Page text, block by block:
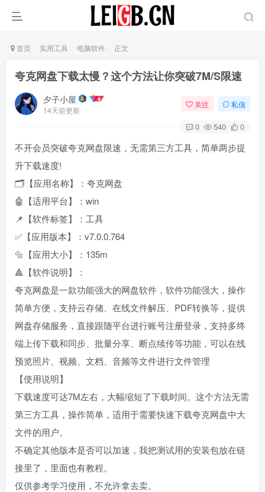
首页 实用工具 电脑软件 正文
‌夸克网盘下载太慢？这个方法让你突破7M/S限速‌
夕子小屋
14天前更新
关注 私信
0 540 0
不开会员突破夸克网盘限速，无需第三方工具，简单两步提
升下载速度!
🗂【应用名称】：夸克网盘
🤖【适用平台】：win
📌【软件标签】：工具
✅【应用版本】：v7.0.0.764
🔩【应用大小】：135m
🔺【软件说明】：
夸克网盘是一款功能强大的网盘软件，软件功能强大，操作
简单方便，支持云存储、在线文件解压、PDF转换等，提供
网盘存储服务，直接跟随平台进行账号注册登录，支持多终
端上传下载和同步、批量分享、断点续传等功能，可以在线
预览照片、视频、文档、音频等文件进行文件管理
【使用说明】
下载速度可达7M左右，大幅缩短了下载时间。这个方法无需
第三方工具，操作简单，适用于需要快速下载夸克网盘中大
文件的用户。
不确定其他版本是否可以加速，我把测试用的安装包放在链
接里了，里面也有教程。
仅供参考学习使用，不允许拿去卖。